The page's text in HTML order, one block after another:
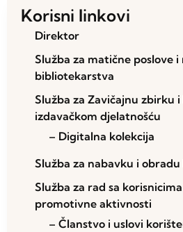
Korisni linkovi
Direktor
Služba za matične poslove i
bibliotekarstva
Služba za Zavičajnu zbirku
izdavačkom djelatnošću
– Digitalna kolekcija
Služba za nabavku i
Služba za rad sa
promotivne aktivnosti
– Članstvo i uslovi